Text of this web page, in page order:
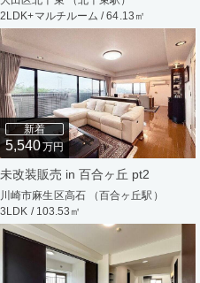
2LDK+マルチルーム / 64.13㎡
新着
5,540万円
未改装販売 in 百合ヶ丘 pt2
川崎市麻生区高石 （百合ヶ丘駅）
3LDK / 103.53㎡